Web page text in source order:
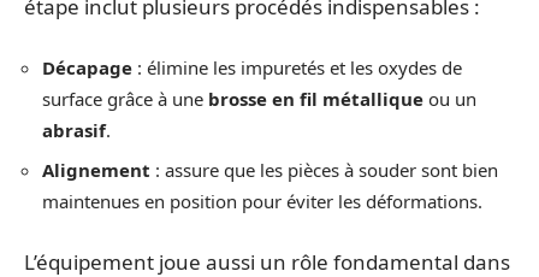
étape inclut plusieurs procédés indispensables :
Décapage : élimine les impuretés et les oxydes de
surface grâce à une brosse en fil métallique ou un
abrasif.
Alignement : assure que les pièces à souder sont bien
maintenues en position pour éviter les déformations.
L’équipement joue aussi un rôle fondamental dans